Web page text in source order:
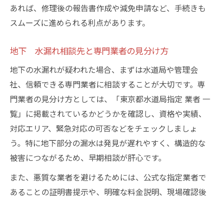
あれば、修理後の報告書作成や減免申請など、手続きも
スムーズに進められる利点があります。
地下 水漏れ相談先と専門業者の見分け方
地下の水漏れが疑われた場合、まずは水道局や管理会
社、信頼できる専門業者に相談することが大切です。専
門業者の見分け方としては、「東京都水道局指定 業者 一
覧」に掲載されているかどうかを確認し、資格や実績、
対応エリア、緊急対応の可否などをチェックしましょ
う。特に地下部分の漏水は発見が遅れやすく、構造的な
被害につながるため、早期相談が肝心です。
また、悪質な業者を避けるためには、公式な指定業者で
あることの証明書提示や、明確な料金説明、現場確認後